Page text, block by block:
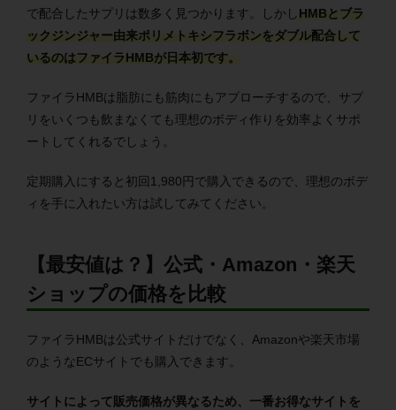
で配合したサプリは数多く見つかります。しかしHMBとブラ
ックジンジャー由来ポリメトキシフラボンをダブル配合して
いるのはファイラHMBが日本初です。
ファイラHMBは脂肪にも筋肉にもアプローチするので、サプ
リをいくつも飲まなくても理想のボディ作りを効率よくサポ
ートしてくれるでしょう。
定期購入にすると初回1,980円で購入できるので、理想のボデ
ィを手に入れたい方は試してみてください。
【最安値は？】公式・Amazon・楽天
ショップの価格を比較
ファイラHMBは公式サイトだけでなく、Amazonや楽天市場
のようなECサイトでも購入できます。
サイトによって販売価格が異なるため、一番お得なサイトを